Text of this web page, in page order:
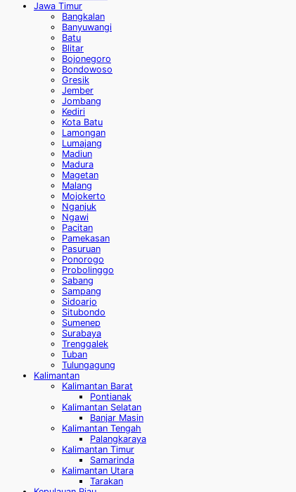
Jawa Timur
Bangkalan
Banyuwangi
Batu
Blitar
Bojonegoro
Bondowoso
Gresik
Jember
Jombang
Kediri
Kota Batu
Lamongan
Lumajang
Madiun
Madura
Magetan
Malang
Mojokerto
Nganjuk
Ngawi
Pacitan
Pamekasan
Pasuruan
Ponorogo
Probolinggo
Sabang
Sampang
Sidoarjo
Situbondo
Sumenep
Surabaya
Trenggalek
Tuban
Tulungagung
Kalimantan
Kalimantan Barat
Pontianak
Kalimantan Selatan
Banjar Masin
Kalimantan Tengah
Palangkaraya
Kalimantan Timur
Samarinda
Kalimantan Utara
Tarakan